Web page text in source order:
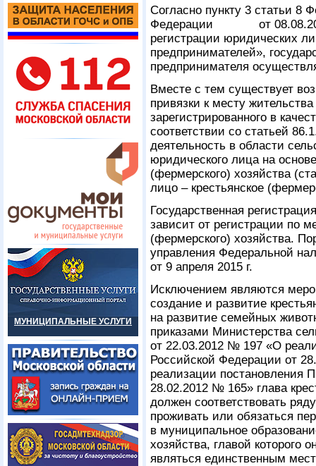
МУНИЦИПАЛЬНЫЕ УСЛУГИ
Согласно пункту 3 статьи 8
Федерации от
регистрации юридических
предпринимателей»,
предпринимателя
Вместе с тем существует
привязки к месту
зарегистрированного в
соответствии со статьей
деятельность в области
юридического лица на
(фермерского) хозяйства
лицо – крестьянское
Государственная
зависит от регистрации по
(фермерского) хозяйства.
управления Федеральной
от 9 апреля 2015 г.
Исключением являются
создание и развитие
на развитие семейных
приказами Министерства
от 22.03.2012 № 197 «О
Российской Федерации от
реализации постановления
28.02.2012 № 165» глава
должен соответствовать
проживать или обязаться
в муниципальное
хозяйства, главой которого
являться единственным